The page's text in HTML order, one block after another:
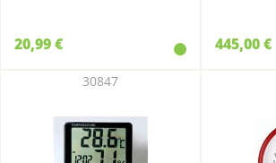
20,99 € 445,00 €
30847